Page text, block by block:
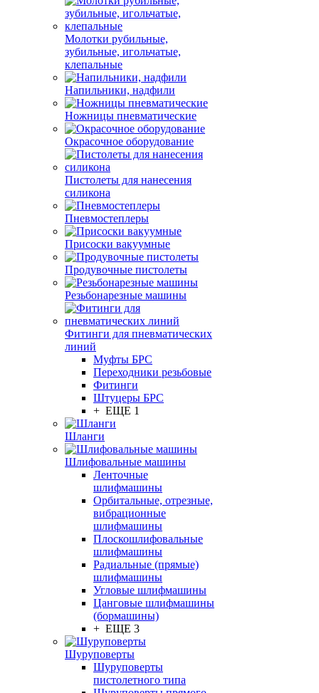
Молотки рубильные,
зубильные, игольчатые,
клепальные
Напильники, надфили
Ножницы пневматические
Окрасочное оборудование
Пистолеты для нанесения
силикона
Пневмостеплеры
Присоски вакуумные
Продувочные пистолеты
Резьбонарезные машины
Фитинги для пневматических
линий
Муфты БРС
Переходники резьбовые
Фитинги
Штуцеры БРС
+ ЕЩЕ 1
Шланги
Шлифовальные машины
Ленточные
шлифмашины
Орбитальные, отрезные,
вибрационные
шлифмашины
Плоскошлифовальные
шлифмашины
Радиальные (прямые)
шлифмашины
Угловые шлифмашины
Цанговые шлифмашины
(бормашины)
+ ЕЩЕ 3
Шуруповерты
Шуруповерты
пистолетного типа